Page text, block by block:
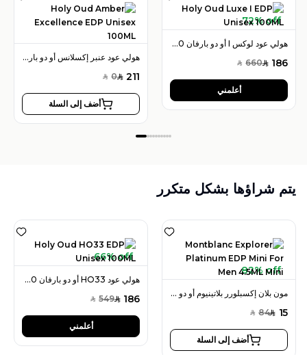
هولي عود عنبر إكسلانس أو دو بارفان 100 مل للجنسين
SAR 211
SAR 0
أضف إلى السلة
72% off
هولي عود لوكس I أو دو بارفان 100 مل للجنسين
SAR 186
SAR 660
أعلمني
يتم شراؤها بشكل متكرر
66% off
هولي عود HO33 أو دو بارفان 100 مل للجنسين
SAR 186
SAR 549
أعلمني
82% off
مون بلان إكسبلورر بلاتينيوم أو دو بارفان ميني 4.5 مل للرجال
SAR 15
SAR 84
أضف إلى السلة